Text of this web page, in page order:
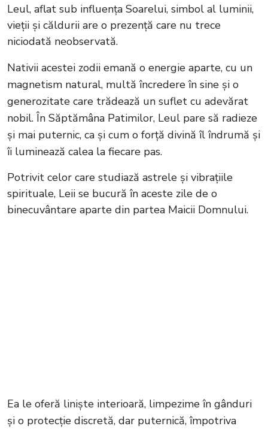
Leul, aflat sub influența Soarelui, simbol al luminii,
vieții și căldurii are o prezență care nu trece
niciodată neobservată.
Nativii acestei zodii emană o energie aparte, cu un
magnetism natural, multă încredere în sine și o
generozitate care trădează un suflet cu adevărat
nobil. În Săptămâna Patimilor, Leul pare să radieze
și mai puternic, ca și cum o forță divină îl îndrumă și
îi luminează calea la fiecare pas.
Potrivit celor care studiază astrele și vibrațiile
spirituale, Leii se bucură în aceste zile de o
binecuvântare aparte din partea Maicii Domnului.
Ea le oferă liniște interioară, limpezime în gânduri
și o protecție discretă, dar puternică, împotriva